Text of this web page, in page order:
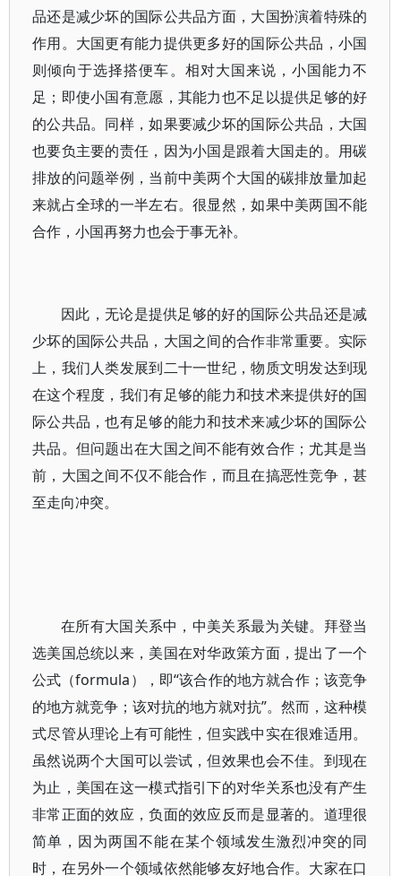
品还是减少坏的国际公共品方面，大国扮演着特殊的
作用。大国更有能力提供更多好的国际公共品，小国
则倾向于选择搭便车。相对大国来说，小国能力不
足；即使小国有意愿，其能力也不足以提供足够的好
的公共品。同样，如果要减少坏的国际公共品，大国
也要负主要的责任，因为小国是跟着大国走的。用碳
排放的问题举例，当前中美两个大国的碳排放量加起
来就占全球的一半左右。很显然，如果中美两国不能
合作，小国再努力也会于事无补。
因此，无论是提供足够的好的国际公共品还是减
少坏的国际公共品，大国之间的合作非常重要。实际
上，我们人类发展到二十一世纪，物质文明发达到现
在这个程度，我们有足够的能力和技术来提供好的国
际公共品，也有足够的能力和技术来减少坏的国际公
共品。但问题出在大国之间不能有效合作；尤其是当
前，大国之间不仅不能合作，而且在搞恶性竞争，甚
至走向冲突。
在所有大国关系中，中美关系最为关键。拜登当
选美国总统以来，美国在对华政策方面，提出了一个
公式（formula），即“该合作的地方就合作；该竞争
的地方就竞争；该对抗的地方就对抗”。然而，这种模
式尽管从理论上有可能性，但实践中实在很难适用。
虽然说两个大国可以尝试，但效果也会不佳。到现在
为止，美国在这一模式指引下的对华关系也没有产生
非常正面的效应，负面的效应反而是显著的。道理很
简单，因为两国不能在某个领域发生激烈冲突的同
时，在另外一个领域依然能够友好地合作。大家在口